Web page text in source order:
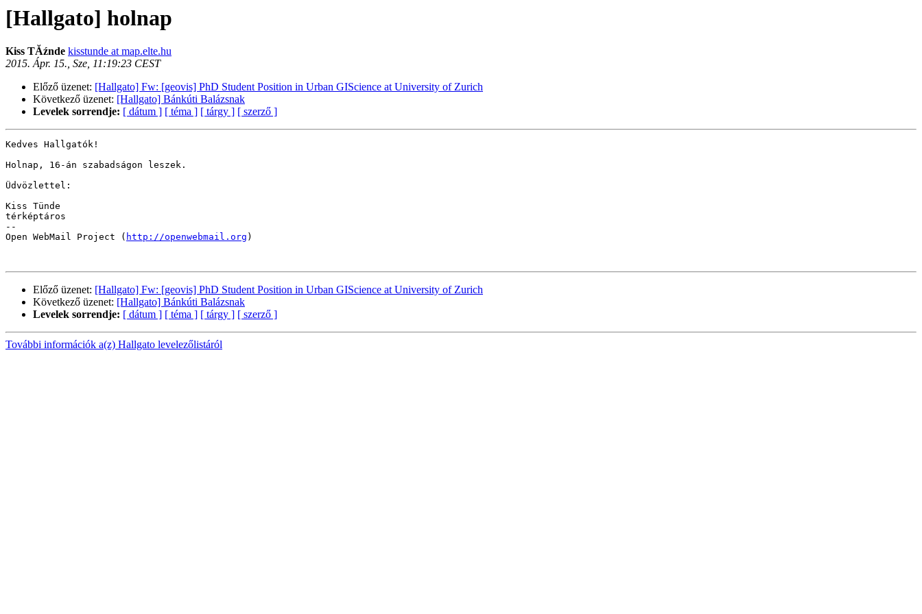
[Hallgato] holnap
Kiss TĂźnde kisstunde at map.elte.hu
2015. Ápr. 15., Sze, 11:19:23 CEST
Előző üzenet: [Hallgato] Fw: [geovis] PhD Student Position in Urban GIScience at University of Zurich
Következő üzenet: [Hallgato] Bánkúti Balázsnak
Levelek sorrendje: [ dátum ] [ téma ] [ tárgy ] [ szerző ]
Kedves Hallgatók!
Holnap, 16-án szabadságon leszek.
Üdvözlettel:
Kiss Tünde
térképtáros
--
Open WebMail Project ( http://openwebmail.org )
Előző üzenet: [Hallgato] Fw: [geovis] PhD Student Position in Urban GIScience at University of Zurich
Következő üzenet: [Hallgato] Bánkúti Balázsnak
Levelek sorrendje: [ dátum ] [ téma ] [ tárgy ] [ szerző ]
További információk a(z) Hallgato levelezőlistáról